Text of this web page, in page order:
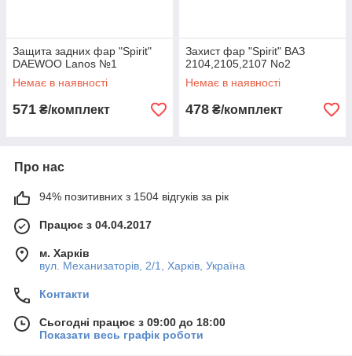
Защита задних фар "Spirit"
DAEWOO Lanos №1
Немає в наявності
571 ₴/комплект
Захист фар "Spirit" ВАЗ
2104,2105,2107 No2
Немає в наявності
478 ₴/комплект
Про нас
94% позитивних з 1504 відгуків за рік
Працює з 04.04.2017
м. Харків
вул. Механизаторів, 2/1, Харків, Україна
Контакти
Сьогодні працює з 09:00 до 18:00
Показати весь графік роботи